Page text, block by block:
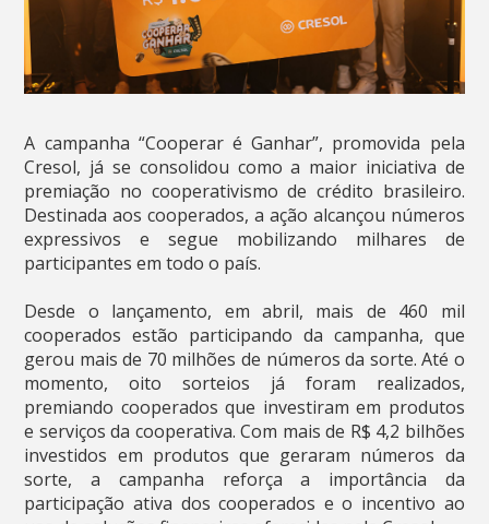
A campanha “Cooperar é Ganhar”, promovida pela
Cresol, já se consolidou como a maior iniciativa de
premiação no cooperativismo de crédito brasileiro.
Destinada aos cooperados, a ação alcançou números
expressivos e segue mobilizando milhares de
participantes em todo o país.
Desde o lançamento, em abril, mais de 460 mil
cooperados estão participando da campanha, que
gerou mais de 70 milhões de números da sorte. Até o
momento, oito sorteios já foram realizados,
premiando cooperados que investiram em produtos
e serviços da cooperativa. Com mais de R$ 4,2 bilhões
investidos em produtos que geraram números da
sorte, a campanha reforça a importância da
participação ativa dos cooperados e o incentivo ao